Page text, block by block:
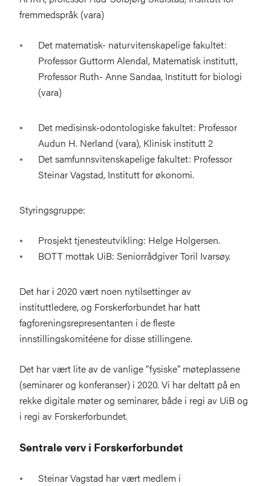
fremmedspråk (vara)
Det matematisk- naturvitenskapelige fakultet:
Professor Guttorm Alendal, Matematisk institutt,
Professor Ruth- Anne Sandaa, Institutt for biologi
(vara)
Det medisinsk-odontologiske fakultet: Professor
Audun H. Nerland (vara), Klinisk institutt 2
Det samfunnsvitenskapelige fakultet: Professor
Steinar Vagstad, Institutt for økonomi.
Styringsgruppe:
Prosjekt tjenesteutvikling: Helge Holgersen.
BOTT mottak UiB: Seniorrådgiver Toril Ivarsøy.
Det har i 2020 vært noen nytilsettinger av
instituttledere, og Forskerforbundet har hatt
fagforeningsrepresentanten i de fleste
innstillingskomitéene for disse stillingene.
Det har vært lite av de vanlige “fysiske” møteplassene
(seminarer og konferanser) i 2020. Vi har deltatt på en
rekke digitale møter og seminarer, både i regi av UiB og
i regi av Forskerforbundet.
Sentrale verv i Forskerforbundet
Steinar Vagstad har vært medlem i